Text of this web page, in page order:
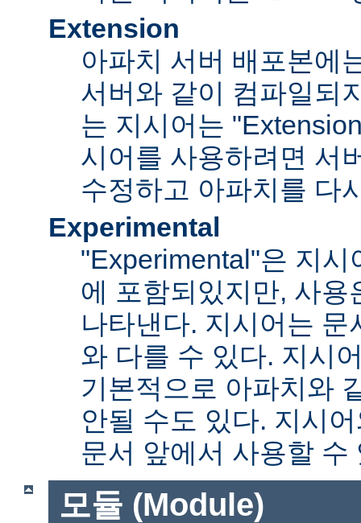
Extension
아파치 서버 배포본에
서버와 같이 컴파일되
는 지시어는
시어를 사용하려면 서
수정하고 아파치를 다
Experimental
"Experimental"은 지시
에 포함되있지만, 사용
나타낸다. 지시어는
와 다를 수 있다. 지시
기본적으로 아파치와
안될 수도 있다. 지시
문서 앞에서 사용할 수
모듈 (Module)